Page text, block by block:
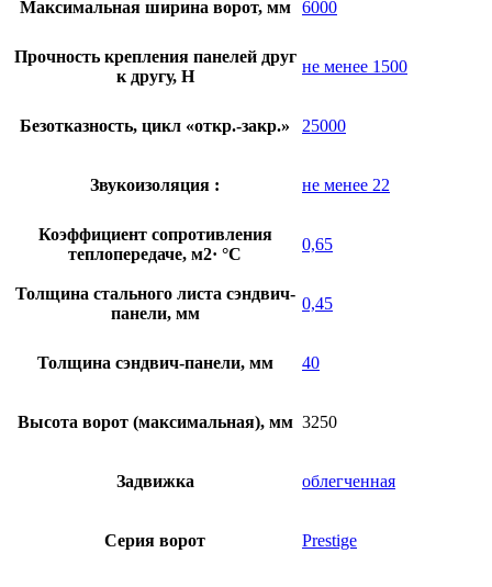
Максимальная ширина ворот, мм 6000
Прочность крепления панелей друг
к другу, Н
не менее 1500
Безотказность, цикл «откр.-закр.» 25000
Звукоизоляция : не менее 22
Коэффициент сопротивления
теплопередаче, м2· °С
0,65
Толщина стального листа сэндвич-
панели, мм
0,45
Толщина сэндвич-панели, мм 40
Высота ворот (максимальная), мм 3250
Задвижка облегченная
Серия ворот Prestige